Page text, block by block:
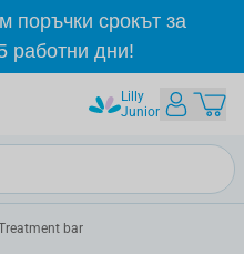
поръчки срокът за
работни дни!
Lilly
Junior
bar